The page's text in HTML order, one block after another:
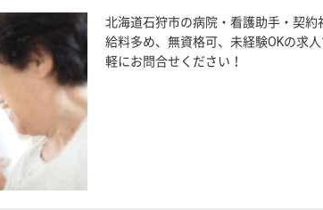
北海道石狩市の病院・看護助手・契約
給料多め、無資格可、未経験OKの求
軽にお問合せください！